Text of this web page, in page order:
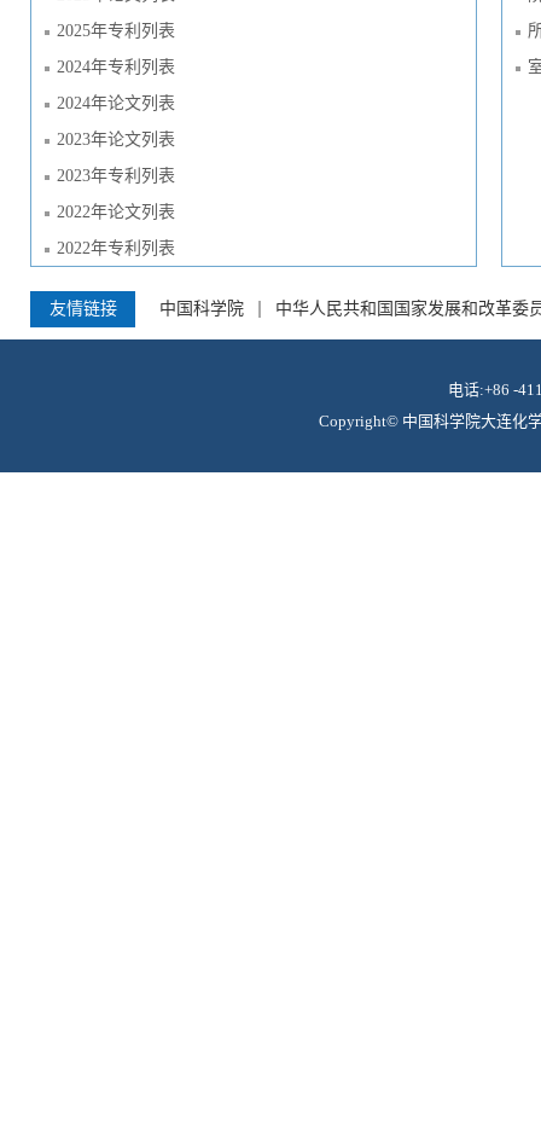
2025年专利列表
2024年专利列表
2024年论文列表
2023年论文列表
2023年专利列表
2022年论文列表
2022年专利列表
友情链接 中国科学院 中华人民共和国国家发展和改革委
电话:+86 -
Copyright© 中国科学院大连化